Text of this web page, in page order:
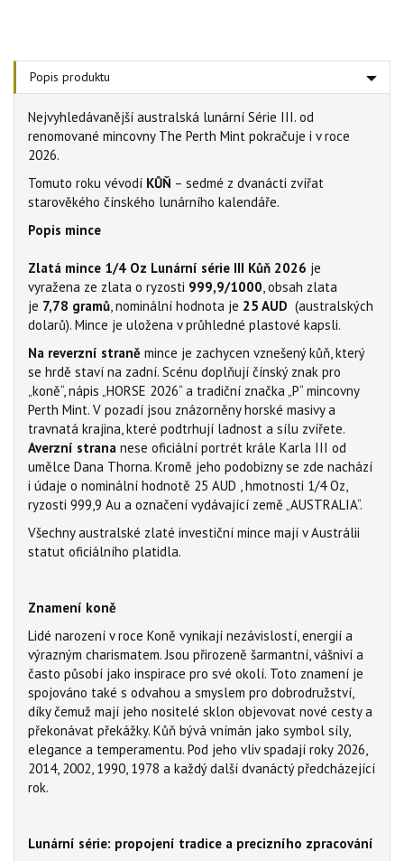
Popis produktu
Nejvyhledávanější australská lunární Série III. od
renomované mincovny The Perth Mint pokračuje i v roce
2026.
Tomuto roku vévodí KŮŇ – sedmé z dvanácti zvířat
starověkého čínského lunárního kalendáře.
Popis mince
Zlatá mince 1/4 Oz Lunární série III Kůň 2026 je
vyražena ze zlata o ryzosti 999,9/1000, obsah zlata
je 7,78 gramů, nominální hodnota je 25 AUD (australských
dolarů). Mince je uložena v průhledné plastové kapsli.
Na reverzní straně mince je zachycen vznešený kůň, který
se hrdě staví na zadní. Scénu doplňují čínský znak pro
„koně“, nápis „HORSE 2026“ a tradiční značka „P“ mincovny
Perth Mint. V pozadí jsou znázorněny horské masivy a
travnatá krajina, které podtrhují ladnost a sílu zvířete.
Averzní strana nese oficiální portrét krále Karla III od
umělce Dana Thorna. Kromě jeho podobizny se zde nachází
i údaje o nominální hodnotě 25 AUD , hmotnosti 1/4 Oz,
ryzosti 999,9 Au a označení vydávající země „AUSTRALIA“.
Všechny australské zlaté investiční mince mají v Austrálii
statut oficiálního platidla.
Znamení koně
Lidé narození v roce Koně vynikají nezávislostí, energií a
výrazným charismatem. Jsou přirozeně šarmantní, vášniví a
často působí jako inspirace pro své okolí. Toto znamení je
spojováno také s odvahou a smyslem pro dobrodružství,
díky čemuž mají jeho nositelé sklon objevovat nové cesty a
překonávat překážky. Kůň bývá vnímán jako symbol síly,
elegance a temperamentu. Pod jeho vliv spadají roky 2026,
2014, 2002, 1990, 1978 a každý další dvanáctý předcházející
rok.
Lunární série: propojení tradice a precizního zpracování